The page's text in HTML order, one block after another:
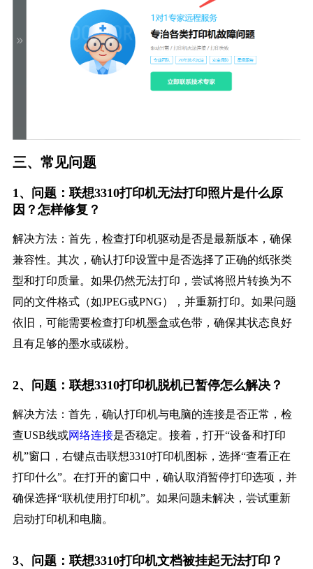
三、常见问题
1、问题：联想3310打印机无法打印照片是什么原
因？怎样修复？
解决方法：首先，检查打印机驱动是否是最新版本，确保
兼容性。其次，确认打印设置中是否选择了正确的纸张类
型和打印质量。如果仍然无法打印，尝试将照片转换为不
同的文件格式（如JPEG或PNG），并重新打印。如果问题
依旧，可能需要检查打印机墨盒或色带，确保其状态良好
且有足够的墨水或碳粉。
2、问题：联想3310打印机脱机已暂停怎么解决？
解决方法：首先，确认打印机与电脑的连接是否正常，检
查USB线或网络连接是否稳定。接着，打开“设备和打印
机”窗口，右键点击联想3310打印机图标，选择“查看正在
打印什么”。在打开的窗口中，确认取消暂停打印选项，并
确保选择“联机使用打印机”。如果问题未解决，尝试重新
启动打印机和电脑。
3、问题：联想3310打印机文档被挂起无法打印？